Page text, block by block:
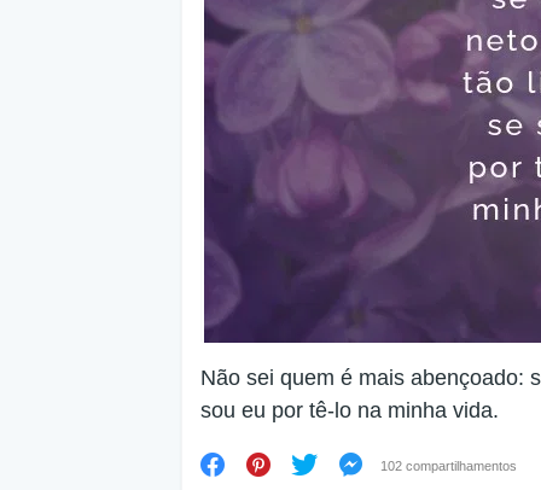
Não sei quem é mais abençoado:
sou eu por tê-lo na minha vida.
102 compartilhamentos